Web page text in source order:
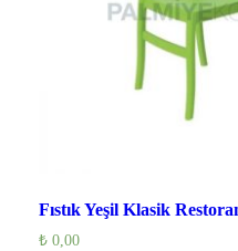
Fıstık Yeşil Klasik
₺0,00